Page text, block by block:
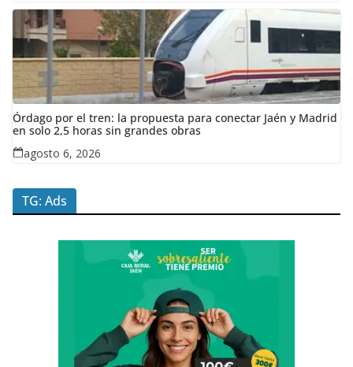
Órdago por el tren: la propuesta para conectar Jaén y Madrid
en solo 2,5 horas sin grandes obras
agosto 6, 2026
TG: Ads